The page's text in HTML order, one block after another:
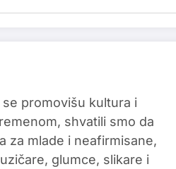
promovišu kultura i
shvatili smo da
za mlade i neafirmisane,
glumce, slikare i